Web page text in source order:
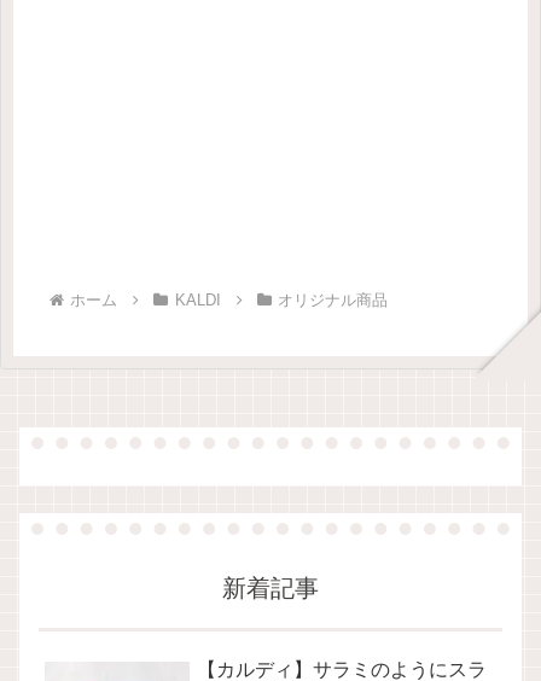
ホーム KALDI オリジナル商品
新着記事
【カルディ】サラミのようにスラ